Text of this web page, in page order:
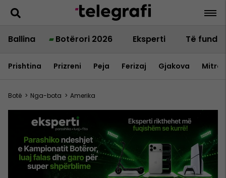
Ballina Botërori 2026 Eksperti Të fundit
Prishtina Prizreni Peja Ferizaj Gjakova
Botë > Nga-bota > Amerika